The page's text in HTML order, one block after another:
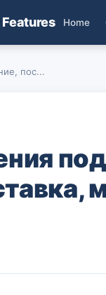
Home
пос...